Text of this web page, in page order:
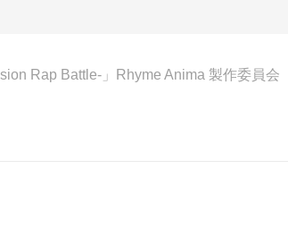
Rap Battle-」Rhyme Anima 製作委員会